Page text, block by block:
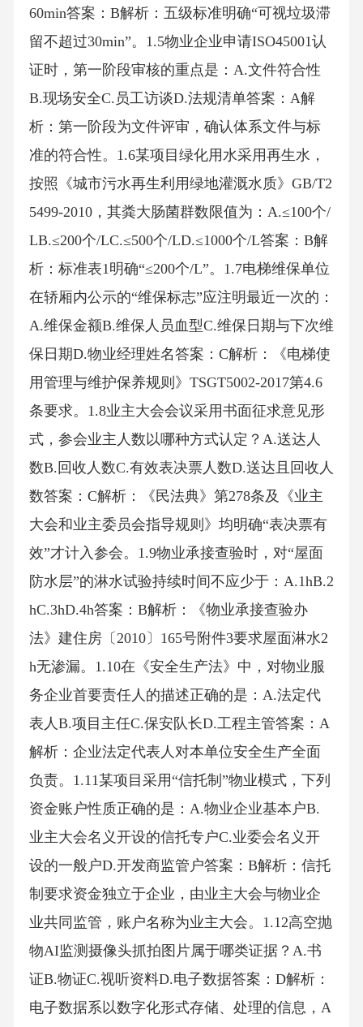
60min答案：B解析：五级标准明确“可视垃圾滞
留不超过30min”。1.5物业企业申请ISO45001认
证时，第一阶段审核的重点是：A.文件符合性
B.现场安全C.员工访谈D.法规清单答案：A解
析：第一阶段为文件评审，确认体系文件与标
准的符合性。1.6某项目绿化用水采用再生水，
按照《城市污水再生利用绿地灌溉水质》GB/T2
5499-2010，其粪大肠菌群数限值为：A.≤100个/
LB.≤200个/LC.≤500个/LD.≤1000个/L答案：B解
析：标准表1明确“≤200个/L”。1.7电梯维保单位
在轿厢内公示的“维保标志”应注明最近一次的：
A.维保金额B.维保人员血型C.维保日期与下次维
保日期D.物业经理姓名答案：C解析：《电梯使
用管理与维护保养规则》TSGT5002-2017第4.6
条要求。1.8业主大会会议采用书面征求意见形
式，参会业主人数以哪种方式认定？A.送达人
数B.回收人数C.有效表决票人数D.送达且回收人
数答案：C解析：《民法典》第278条及《业主
大会和业主委员会指导规则》均明确“表决票有
效”才计入参会。1.9物业承接查验时，对“屋面
防水层”的淋水试验持续时间不应少于：A.1hB.2
hC.3hD.4h答案：B解析：《物业承接查验办
法》建住房〔2010〕165号附件3要求屋面淋水2
h无渗漏。1.10在《安全生产法》中，对物业服
务企业首要责任人的描述正确的是：A.法定代
表人B.项目主任C.保安队长D.工程主管答案：A
解析：企业法定代表人对本单位安全生产全面
负责。1.11某项目采用“信托制”物业模式，下列
资金账户性质正确的是：A.物业企业基本户B.
业主大会名义开设的信托专户C.业委会名义开
设的一般户D.开发商监管户答案：B解析：信托
制要求资金独立于企业，由业主大会与物业企
业共同监管，账户名称为业主大会。1.12高空抛
物AI监测摄像头抓拍图片属于哪类证据？A.书
证B.物证C.视听资料D.电子数据答案：D解析：
电子数据系以数字化形式存储、处理的信息，A